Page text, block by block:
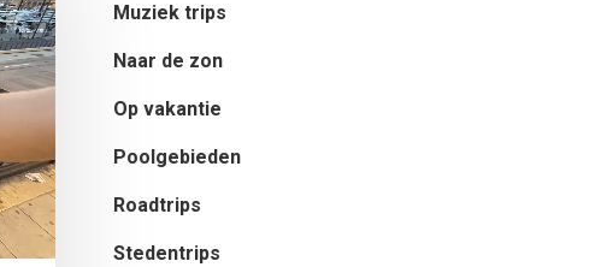
Muziek trips
Naar de zon
Op vakantie
Poolgebieden
Roadtrips
Stedentrips